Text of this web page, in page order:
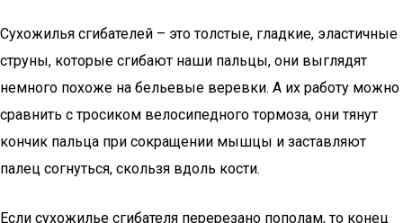
Сухожилья сгибателей – это толстые, гладкие, эластичные
струны, которые сгибают наши пальцы, они выглядят
немного похоже на бельевые веревки. А их работу можно
сравнить с тросиком велосипедного тормоза, они тянут
кончик пальца при сокращении мышцы и заставляют
палец согнуться, скользя вдоль кости.
Если сухожилье сгибателя перерезано пополам, то конец